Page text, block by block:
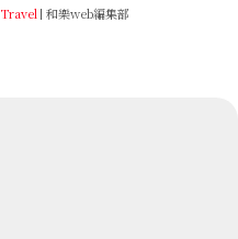
Travel 和樂web編集部